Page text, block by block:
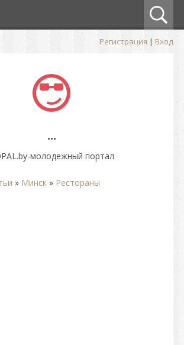
Регистрация | Вход
...
молодежный портал
» Минск » Рестораны